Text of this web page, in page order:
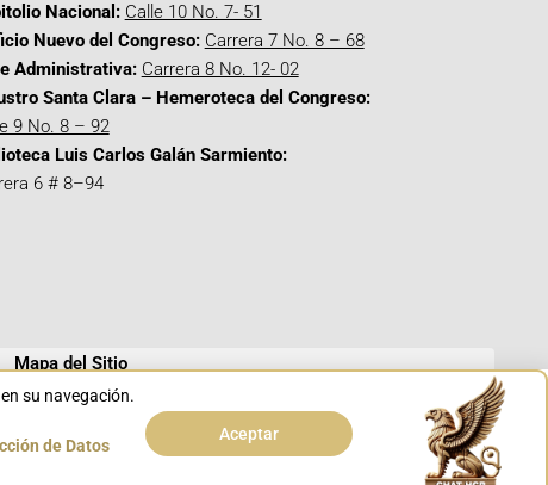
Nacional: Calle 10 No. 7- 51
Nuevo del Congreso: Carrera 7 No. 8 – 68
Administrativa: Carrera 8 No. 12- 02
Santa Clara – Hemeroteca del Congreso:
9 No. 8 – 92
Luis Carlos Galán Sarmiento:
6 # 8–94
Mapa del Sitio
Conoce GOV.CO
su navegación.
de Datos
Aceptar